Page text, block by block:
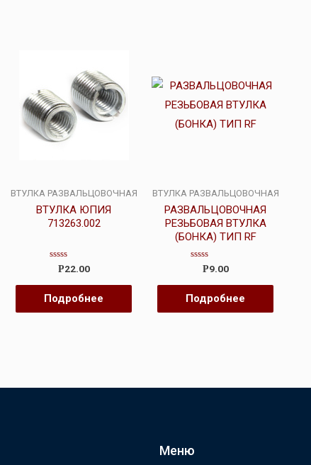
ВТУЛКА РАЗВАЛЬЦОВОЧНАЯ
ВТУЛКА ЮПИЯ
713263.002
Оценка
из
5
Р22.00
Подробнее
ВТУЛКА РАЗВАЛЬЦОВОЧНАЯ
РАЗВАЛЬЦОВОЧНАЯ
РЕЗЬБОВАЯ ВТУЛКА
(БОНКА) ТИП RF
Оценка
из
5
Р9.00
Подробнее
Меню